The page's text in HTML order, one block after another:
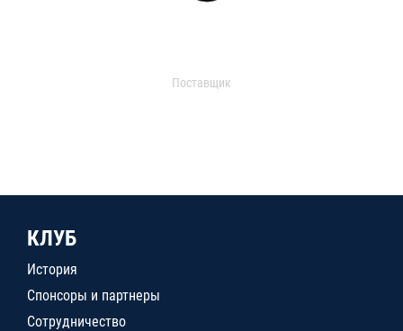
Поставщик
КЛУБ
История
Спонсоры и партнеры
Сотрудничество